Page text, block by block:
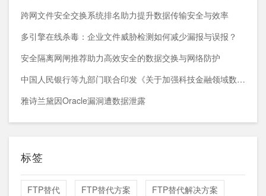
跨网文件安全交换系统排名助力提升数据传输安全与效率
多引擎在线杀毒：企业文件威胁检测如何减少漏报与误报？
安全隔离网闸推荐助力高效安全的数据交换与网络防护
中国人民银行等九部门联合印发《关于加强科技金融领域数据开发利用的通知》
雅诗兰黛因Oracle漏洞遭数据泄露
标签
FTP替代 FTP替代方案 FTP替代解决方案